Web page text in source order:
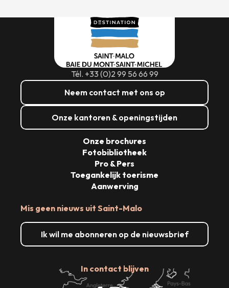
Tél. +33 (0)2 99 56 66 99
Neem contact met ons op
Onze kantoren & openingstijden
Mis geen nieuws uit Saint-Malo
Ik wil me abonneren op de nieuwsbrief
In contact blijven
Onze brochures
Fotobibliotheek
Pro & Pers
Toegankelijk toerisme
Aanwerving